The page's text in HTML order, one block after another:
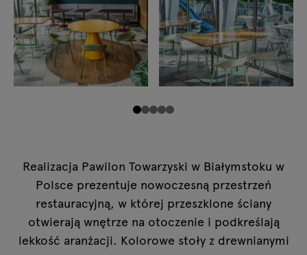
Realizacja Pawilon Towarzyski w Białymstoku w
Polsce prezentuje nowoczesną przestrzeń
restauracyjną, w której przeszklone ściany
otwierają wnętrze na otoczenie i podkreślają
lekkość aranżacji. Kolorowe stoły z drewnianymi